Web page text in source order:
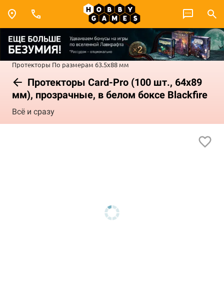
Протекторы По размерам 63.5x88 мм
Протекторы Card-Pro (100 шт., 64x89
мм), прозрачные, в белом боксе Blackfire
Всё и сразу